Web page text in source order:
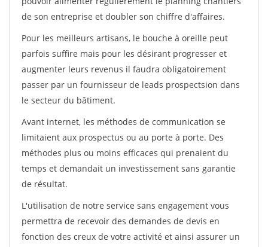
de son entreprise et doubler son chiffre d'affaires.
Pour les meilleurs artisans, le bouche à oreille peut
parfois suffire mais pour les désirant progresser et
augmenter leurs revenus il faudra obligatoirement
passer par un fournisseur de leads prospectsion dans
le secteur du bâtiment.
Avant internet, les méthodes de communication se
limitaient aux prospectus ou au porte à porte. Des
méthodes plus ou moins efficaces qui prenaient du
temps et demandait un investissement sans garantie
de résultat.
L'utilisation de notre service sans engagement vous
permettra de recevoir des demandes de devis en
fonction des creux de votre activité et ainsi assurer un